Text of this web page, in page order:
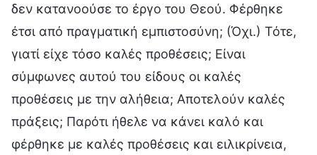
δεν κατανοούσε το έργο του Θεού. Φέρθηκε
έτσι από πραγματική εμπιστοσύνη; (Όχι.) Τότε,
γιατί είχε τόσο καλές προθέσεις; Είναι
σύμφωνες αυτού του είδους οι καλές
προθέσεις με την αλήθεια; Αποτελούν καλές
πράξεις; Παρότι ήθελε να κάνει καλό και
φέρθηκε με καλές προθέσεις και ειλικρίνεια,